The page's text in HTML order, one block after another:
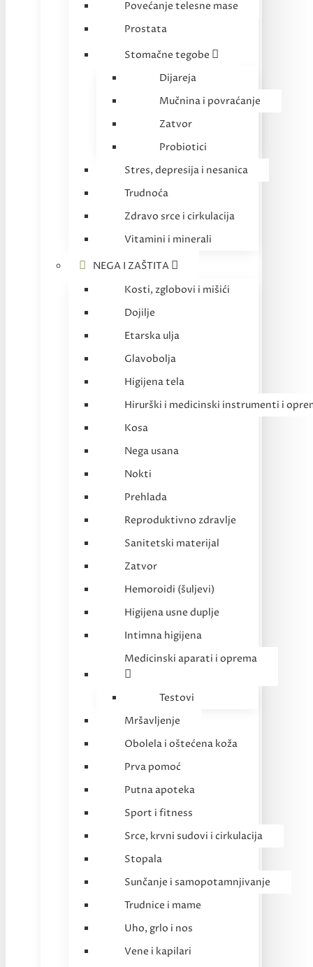
Povećanje telesne mase
Prostata
Stomačne tegobe
Dijareja
Mučnina i povraćanje
Zatvor
Probiotici
Stres, depresija i nesanica
Trudnoća
Zdravo srce i cirkulacija
Vitamini i minerali
NEGA I ZAŠTITA
Kosti, zglobovi i mišići
Dojilje
Etarska ulja
Glavobolja
Higijena tela
Hirurški i medicinski instrumenti i
Kosa
Nega usana
Nokti
Prehlada
Reproduktivno zdravlje
Sanitetski materijal
Zatvor
Hemoroidi (šuljevi)
Higijena usne duplje
Intimna higijena
Medicinski aparati i oprema
Testovi
Mršavljenje
Obolela i oštećena koža
Prva pomoć
Putna apoteka
Sport i fitness
Srce, krvni sudovi i cirkulacija
Stopala
Sunčanje i samopotamnjivanje
Trudnice i mame
Uho, grlo i nos
Vene i kapilari